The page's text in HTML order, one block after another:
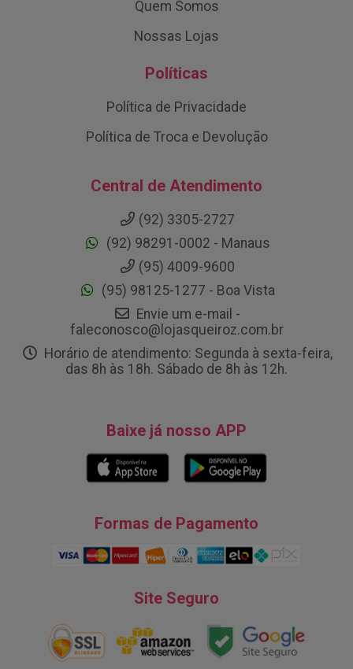
Quem Somos
Nossas Lojas
Políticas
Política de Privacidade
Política de Troca e Devolução
Central de Atendimento
(92) 3305-2727
(92) 98291-0002 - Manaus
(95) 4009-9600
(95) 98125-1277 - Boa Vista
Envie um e-mail -
faleconosco@lojasqueiroz.com.br
Horário de atendimento: Segunda à sexta-feira,
das 8h às 18h. Sábado de 8h às 12h.
Baixe já nosso APP
Formas de Pagamento
Site Seguro